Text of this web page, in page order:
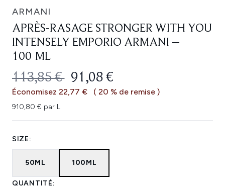
ARMANI
APRÈS-RASAGE STRONGER WITH YOU
INTENSELY EMPORIO ARMANI –
100 ML
PRIX DE VENTE :
113,85 € PRIX ​​ACTUEL :
91,08 €
Économisez 22,77 € ( 20 % de remise )
910,80 € par L
SIZE:
50ML 100ML
QUANTITÉ: